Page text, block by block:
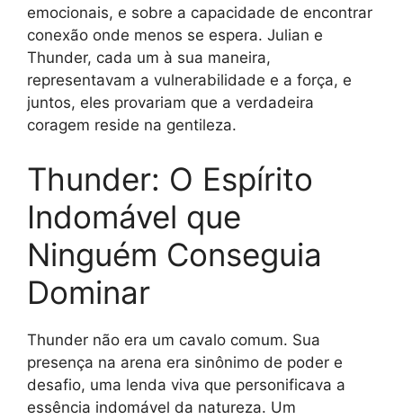
emocionais, e sobre a capacidade de encontrar
conexão onde menos se espera. Julian e
Thunder, cada um à sua maneira,
representavam a vulnerabilidade e a força, e
juntos, eles provariam que a verdadeira
coragem reside na gentileza.
Thunder: O Espírito
Indomável que
Ninguém Conseguia
Dominar
Thunder não era um cavalo comum. Sua
presença na arena era sinônimo de poder e
desafio, uma lenda viva que personificava a
essência indomável da natureza. Um